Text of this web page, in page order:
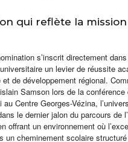
qui reflète la
s’inscrit directement
un levier de réussite
de développement régional.
Samson lors de la conférence
Centre Georges-Vézina,
le dernier jalon du parcours de
offrant un environnement où
un cheminement scolaire